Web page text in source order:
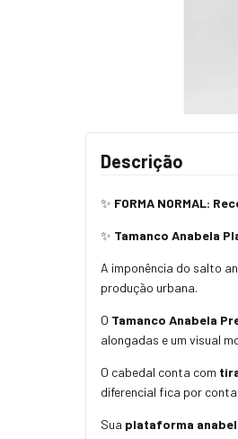
Descrição
✨ FORMA NORMAL:
✨ Tamanco Anabela
A imponência do salto
produção urbana.
O Tamanco Anabela
alongadas e um visual
O cabedal conta com
diferencial fica por
Sua plataforma